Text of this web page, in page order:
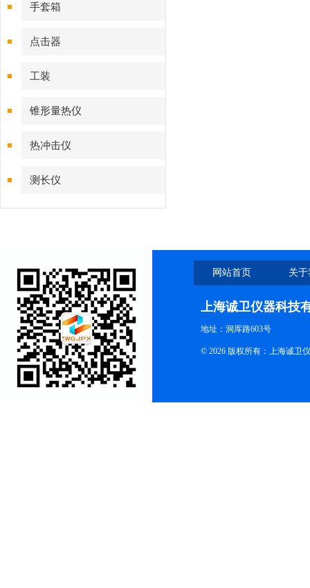
手套箱
点击器
工装
锥形量热仪
热冲击仪
测长仪
网站首页 关
上海诚卫仪器科技
地址：洞厍路603号
© 2026 版权所有：上海诚卫